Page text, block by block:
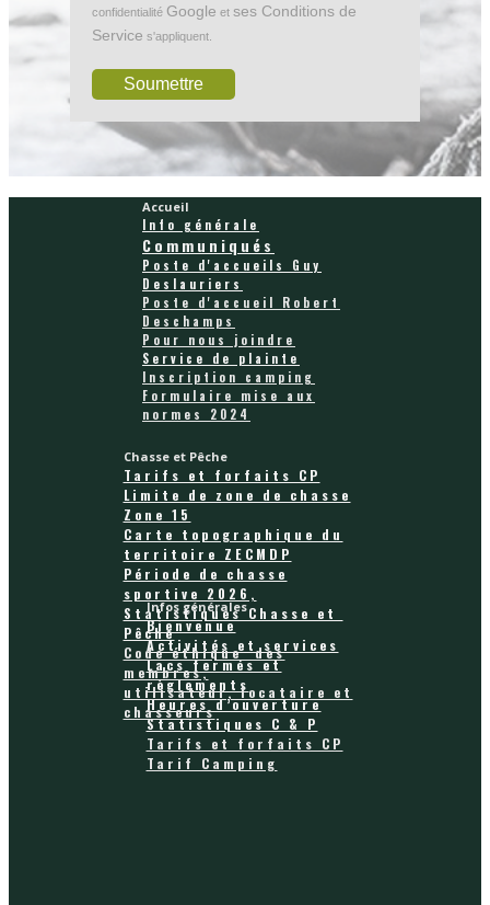
confidentialité Google et ses Conditions de
Service s'appliquent.
Soumettre
Accueil
Info générale
Communiqués
Poste d'accueils Guy
Deslauriers
Poste d'accueil Robert
Deschamps
Pour nous joindre
Service de plainte
Inscription camping
Formulaire mise aux
normes 2024
Infos générales
Bienvenue
Activités et services
Lacs fermés et
règlements
Heures d’ouverture
Statistiques C & P
Tarifs et forfaits CP
Tarif Camping
Chasse et Pêche
Tarifs et forfaits CP
Limite de zone de chasse
Zone 15
Carte topographique du
territoire ZECMDP
Période de chasse
sportive 2026,
Statistiques Chasse et
Pêche
Code éthique des
membres,
utilisateur, locataire et
chasseurs